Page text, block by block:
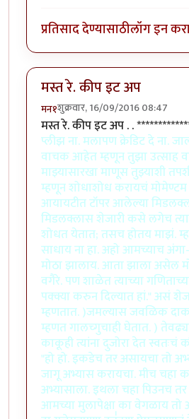
प्रतिसाद देण्यासाठीलॉग इन
मस्त रे. कीप इट अप
मन१शुक्रवार, 16/09/2016 08:47
मस्त रे. कीप इट अप . .
प्लीझ ना. मलापण क्रेडिट दे ना.
वाचक आहेत म्हणून तुझा उत्साह
माझ्यासारखा माणूस तुझ्याशी
म्हणून शोधाशोध करायचं
आयायटीत टॉपर आलेल्या
मिडलक्लास शेजारी कसे लगेच
शोधत येतात; तसच होतय माझं.
साधाय ना हा. अहो आमच्याच
मोठा झालाय. आता झाला असेल
वगैरे. पण शाळेत त्याच्या
पक्क्या करुन दिल्यात हां." असं
म्हणतात. )जमल्यास जवळिक
म्हणत गालच्गुचाही घेतात. )
काकूही त्यांना दुजोरा देत
"हो हो. इकडेच तर असायचा तो
जागू अभ्यास करायचा. मीच चहा
अभ्यासाला. इथला चहा पिउनच
आमच्या मुलापेक्षा का वेगळाय तो